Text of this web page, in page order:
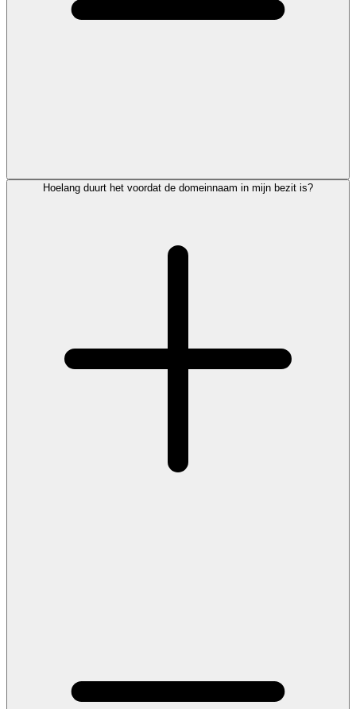
Hoelang duurt het voordat de domeinnaam in mijn bezit is?